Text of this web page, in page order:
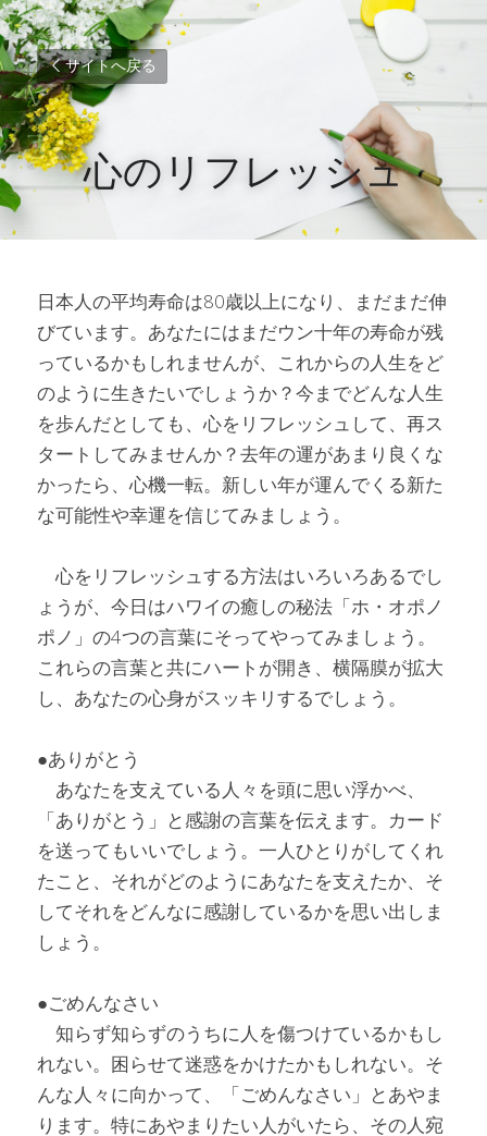
サイトへ戻る
心のリフレッシュ
日本人の平均寿命は80歳以上になり、まだまだ伸
びています。あなたにはまだウン十年の寿命が残
っているかもしれませんが、これからの人生をど
のように生きたいでしょうか？今までどんな人生
を歩んだとしても、心をリフレッシュして、再ス
タートしてみませんか？去年の運があまり良くな
かったら、心機一転。新しい年が運んでくる新た
な可能性や幸運を信じてみましょう。
心をリフレッシュする方法はいろいろあるでし
ょうが、今日はハワイの癒しの秘法「ホ・オポノ
ポノ」の4つの言葉にそってやってみましょう。
これらの言葉と共にハートが開き、横隔膜が拡大
し、あなたの心身がスッキリするでしょう。
●ありがとう
あなたを支えている人々を頭に思い浮かべ、
「ありがとう」と感謝の言葉を伝えます。カード
を送ってもいいでしょう。一人ひとりがしてくれ
たこと、それがどのようにあなたを支えたか、そ
してそれをどんなに感謝しているかを思い出しま
しょう。
●ごめんなさい
知らず知らずのうちに人を傷つけているかもし
れない。困らせて迷惑をかけたかもしれない。そ
んな人々に向かって、「ごめんなさい」とあやま
ります。特にあやまりたい人がいたら、その人宛